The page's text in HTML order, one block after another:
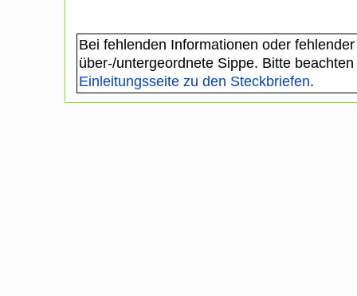
Bei fehlenden Informationen oder
über-/untergeordnete Sippe. Bitte
Einleitungsseite zu den Steckbriefen.